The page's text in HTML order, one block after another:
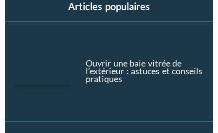
Articles populaires
Ouvrir une baie vitrée de
l’extérieur : astuces et conseils
pratiques